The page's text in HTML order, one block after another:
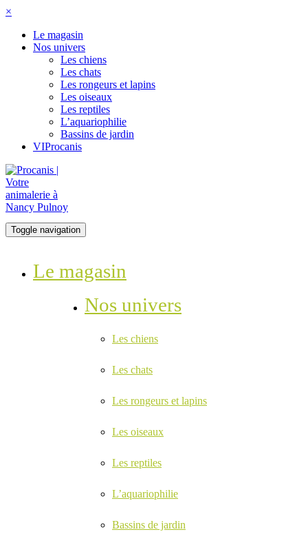
×
Le magasin
Nos univers
Les chiens
Les chats
Les rongeurs et lapins
Les oiseaux
Les reptiles
L’aquariophilie
Bassins de jardin
VIProcanis
Toggle navigation
Le magasin
Nos univers
Les chiens
Les chats
Les rongeurs et lapins
Les oiseaux
Les reptiles
L’aquariophilie
Bassins de jardin